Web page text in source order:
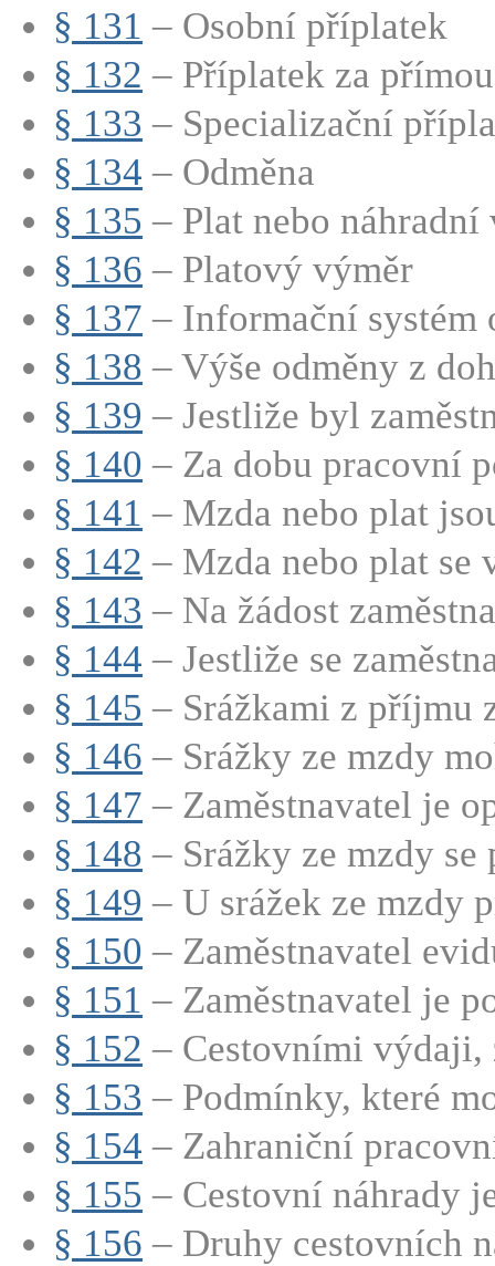
§ 131 – Osobní příplatek
§ 132 – Příplatek za
§ 133 – Specializační
§ 134 – Odměna
§ 135 – Plat nebo náhradní
§ 136 – Platový výměr
§ 137 – Informační systém
§ 138 – Výše odměny z
§ 139 – Jestliže byl
§ 140 – Za dobu pracovní
§ 141 – Mzda nebo plat
§ 142 – Mzda nebo plat se
§ 143 – Na žádost
§ 144 – Jestliže se
§ 145 – Srážkami z příjmu
§ 146 – Srážky ze mzdy
§ 147 – Zaměstnavatel je
§ 148 – Srážky ze mzdy se
§ 149 – U srážek ze mzdy
§ 150 – Zaměstnavatel
§ 151 – Zaměstnavatel je
§ 152 – Cestovními výdaji,
§ 153 – Podmínky, které
§ 154 – Zahraniční
§ 155 – Cestovní náhrady
§ 156 – Druhy cestovních